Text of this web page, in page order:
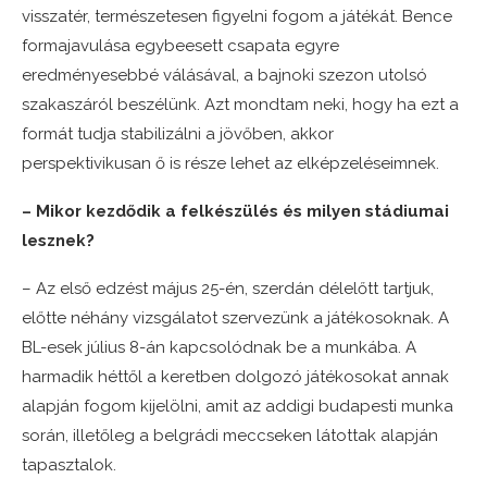
visszatér, természetesen figyelni fogom a játékát. Bence
formajavulása egybeesett csapata egyre
eredményesebbé válásával, a bajnoki szezon utolsó
szakaszáról beszélünk. Azt mondtam neki, hogy ha ezt a
formát tudja stabilizálni a jövőben, akkor
perspektivikusan ő is része lehet az elképzeléseimnek.
– Mikor kezdődik a felkészülés és milyen stádiumai
lesznek?
– Az első edzést május 25-én, szerdán délelőtt tartjuk,
előtte néhány vizsgálatot szervezünk a játékosoknak. A
BL-esek július 8-án kapcsolódnak be a munkába. A
harmadik héttől a keretben dolgozó játékosokat annak
alapján fogom kijelölni, amit az addigi budapesti munka
során, illetőleg a belgrádi meccseken látottak alapján
tapasztalok.